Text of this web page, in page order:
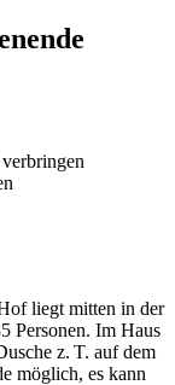
liegt mitten in der
Personen. Im Haus
z. T. auf dem
möglich, es kann